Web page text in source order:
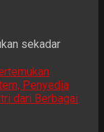
sekadar